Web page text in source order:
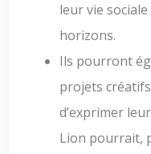
leur vie
horizons.
Ils pourront
projets
d’exprimer
Lion pourrait,